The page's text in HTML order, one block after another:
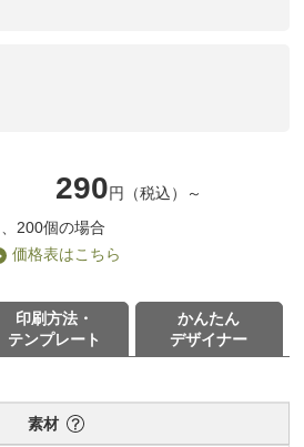
290円（税込）～
200個の場合
価格表はこちら
印刷方法・
テンプレート
かんたん
デザイナー
素材